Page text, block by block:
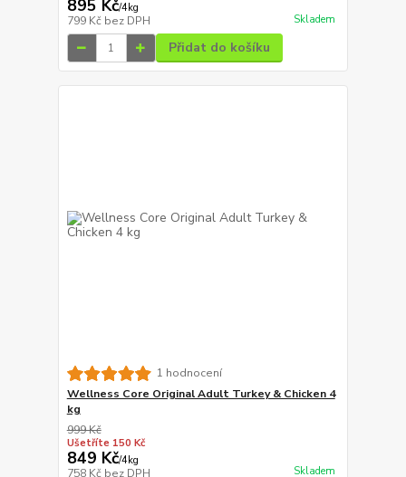
895 Kč/4kg
799 Kč bez DPH Skladem
Přidat do košíku
1 hodnocení
Wellness Core Original Adult Turkey & Chicken 4
kg
999 Kč
Ušetříte 150 Kč
849 Kč/4kg
758 Kč bez DPH Skladem